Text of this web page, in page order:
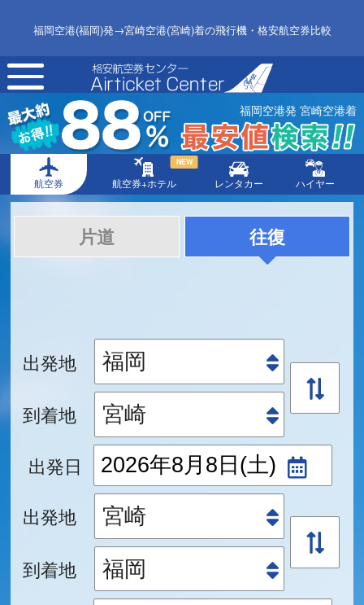
福岡空港(福岡)発→宮崎空港(宮崎)着の飛行機・格安航空券比較
toggle
navigation
福岡空港発 宮崎空港着
航空券 航空券+ホテル
NEW
レンタカー ハイヤー
片道 往復
出発地
到着地
出発日
出発地
到着地